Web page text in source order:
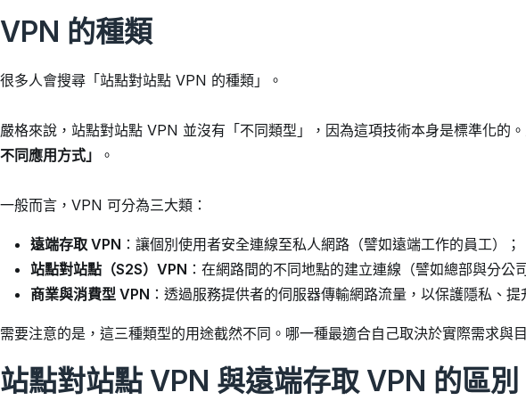
VPN 的種類
很多人會搜尋「站點對站點 VPN 的種類」。
嚴格來說，站點對站點 VPN 並沒有「不同類型」，因為這項技術本身是標準化的
不同應用方式」
。
一般而言，VPN 可分為三大類：
遠端存取 VPN ：讓個別使用者安全連線至私人網路（譬如遠端工作的員工）；
站點對站點（S2S）VPN ：在網路間的不同地點的建立連線（譬如總部與分公
商業與消費型 VPN ：透過服務提供者的伺服器傳輸網路流量，以保護隱私、提
需要注意的是，這三種類型的用途截然不同。哪一種最適合自己取決於實際需求與
站點對站點 VPN 與遠端存取 VPN 的區別